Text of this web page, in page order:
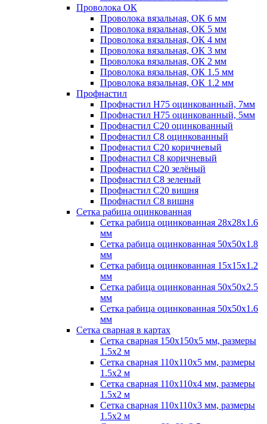
Проволока ОК
Проволока вязальная, ОК 6 мм
Проволока вязальная, ОК 5 мм
Проволока вязальная, ОК 4 мм
Проволока вязальная, ОК 3 мм
Проволока вязальная, ОК 2 мм
Проволока вязальная, ОК 1.5 мм
Проволока вязальная, ОК 1.2 мм
Профнастил
Профнастил H75 оцинкованный, 7мм
Профнастил H75 оцинкованный, 5мм
Профнастил С20 оцинкованный
Профнастил С8 оцинкованный
Профнастил С20 коричневый
Профнастил С8 коричневый
Профнастил С20 зелёный
Профнастил С8 зеленый
Профнастил С20 вишня
Профнастил С8 вишня
Сетка рабица оцинкованная
Сетка рабица оцинкованная 28х28х1.6
мм
Сетка рабица оцинкованная 50х50х1.8
мм
Сетка рабица оцинкованная 15х15х1.2
мм
Сетка рабица оцинкованная 50х50х2.5
мм
Сетка рабица оцинкованная 50х50х1.6
мм
Сетка сварная в картах
Сетка сварная 150х150х5 мм, размеры
1.5х2 м
Сетка сварная 110х110х5 мм, размеры
1.5х2 м
Сетка сварная 110х110х4 мм, размеры
1.5х2 м
Сетка сварная 110х110х3 мм, размеры
1.5х2 м